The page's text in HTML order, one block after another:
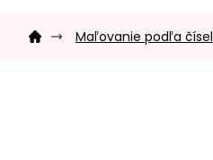
Domov Maľovanie podľa čísel